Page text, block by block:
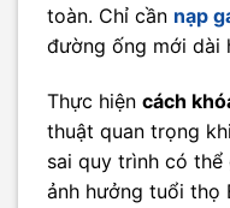
toàn. Chỉ cần nạp
đường ống mới dài
Thực hiện cách
thuật quan trọng
sai quy trình có
ảnh hưởng tuổi thọ